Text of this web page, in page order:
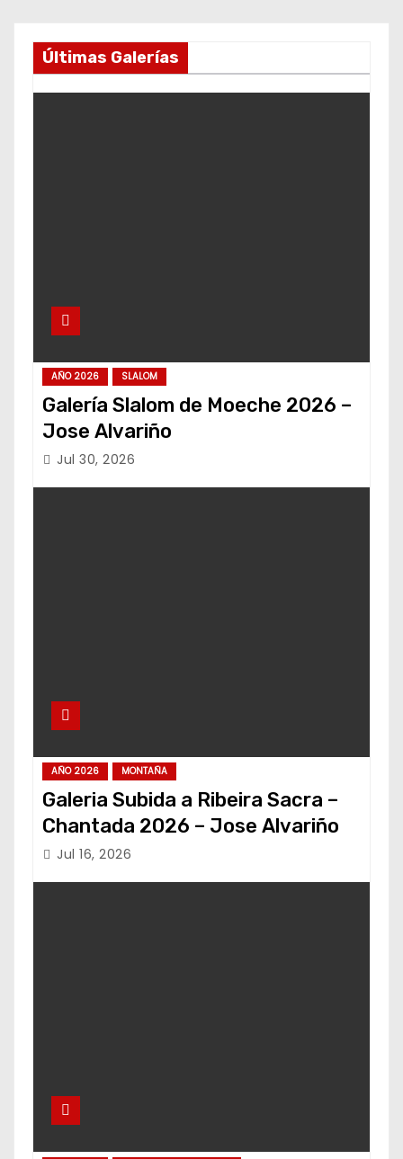
Últimas Galerías
AÑO 2026 SLALOM
Galería Slalom de Moeche 2026 –
Jose Alvariño
Jul 30, 2026
AÑO 2026 MONTAÑA
Galeria Subida a Ribeira Sacra –
Chantada 2026 – Jose Alvariño
Jul 16, 2026